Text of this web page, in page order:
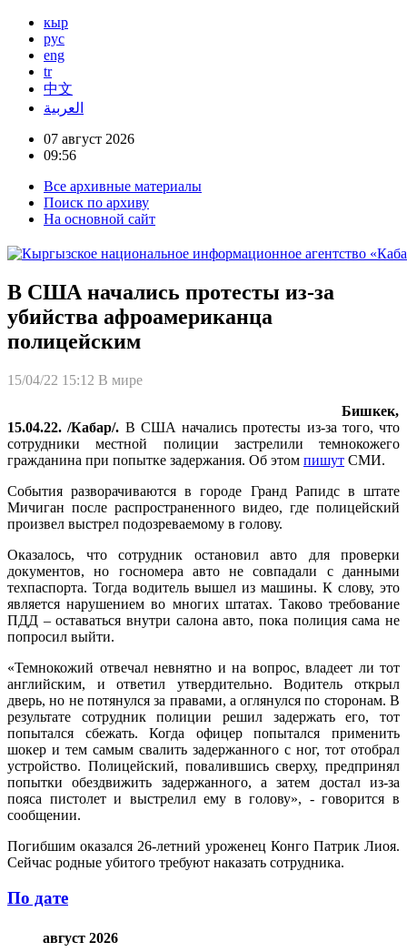
кыр
рус
eng
tr
中文
العربية
07 август 2026
09:56
Все архивные материалы
Поиск по архиву
На основной сайт
В США начались протесты из-за
убийства афроамериканца
полицейским
15/04/22 15:12 В мире
Бишкек,
15.04.22. /Кабар/. В США начались протесты из-за того, что
сотрудники местной полиции застрелили темнокожего
гражданина при попытке задержания. Об этом пишут СМИ.
События разворачиваются в городе Гранд Рапидс в штате
Мичиган после распространенного видео, где полицейский
произвел выстрел подозреваемому в голову.
Оказалось, что сотрудник остановил авто для проверки
документов, но госномера авто не совпадали с данными
техпаспорта. Тогда водитель вышел из машины. К слову, это
является нарушением во многих штатах. Таково требование
ПДД – оставаться внутри салона авто, пока полиция сама не
попросил выйти.
«Темнокожий отвечал невнятно и на вопрос, владеет ли тот
английским, и ответил утвердительно. Водитель открыл
дверь, но не потянулся за правами, а оглянулся по сторонам. В
результате сотрудник полиции решил задержать его, тот
попытался сбежать. Когда офицер попытался применить
шокер и тем самым свалить задержанного с ног, тот отобрал
устройство. Полицейский, повалившись сверху, предпринял
попытки обездвижить задержанного, а затем достал из-за
пояса пистолет и выстрелил ему в голову», - говорится в
сообщении.
Погибшим оказался 26-летний уроженец Конго Патрик Лиоя.
Сейчас родные убитого требуют наказать сотрудника.
По дате
август 2026